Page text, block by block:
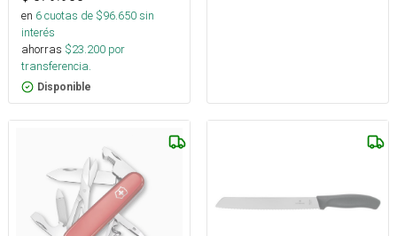
en 6cuotas de $96.650sin
interés
ahorras $23.200 por
transferencia.
Disponible